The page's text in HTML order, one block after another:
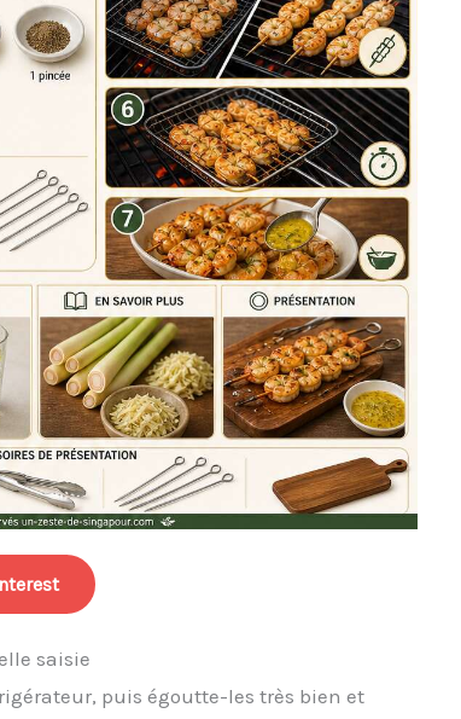
saisie
puis égoutte-les très bien et